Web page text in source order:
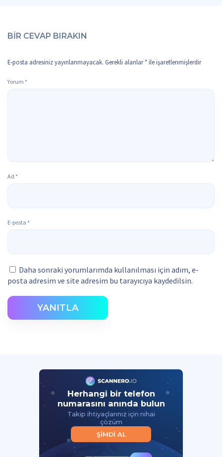
BIR CEVAP BIRAKIN
E-posta adresiniz yayınlanmayacak. Gerekli alanlar*ile işaretlenmişlerdir
Yorum *
Ad *
E-posta *
Daha sonraki yorumlarımda kullanılması için adım, e-
posta adresim ve site adresim bu tarayıcıya kaydedilsin.
YANITLA
Herhangi bir telefon
numarasını anında bulun
Takip ihtiyaçlarınız için nihai
çözüm
ŞIMDI AL